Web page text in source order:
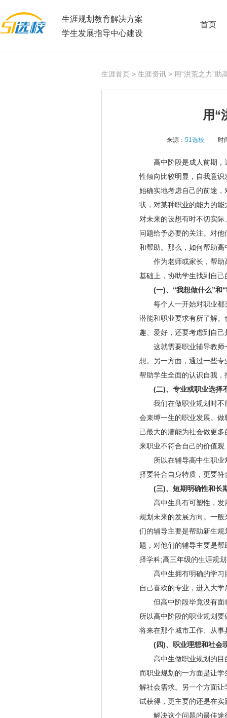
生涯规划教育解决方案
学生发展指导中心建设
首页
生涯首页 > 生涯资讯 > 用“洪荒之力”助
用“
来源： 51选校 时
高中阶段是成人前期，
性倾向比较明显，自我意
始确实地考虑自己的前途
状，对某种职业的能力的
对未来的设想有时不切实
问题给予必要的关注。对
和帮助。那么，如何帮助高
作为老师或家长，帮助
基础上，协助学生找到自
(一)、“我想做什么”和“
每个人一开始对职业都
潜能和职业要求有所了解
趣、爱好，还要考虑到自
这就需要职业辅导教师
想。另一方面，通过一些
帮助学生全面的认识自我，
(二)、专业或职业选择
我们在做职业规划时不
会束缚一生的职业发展。
己最大的潜能为社会做更
来职业不符合自己的价值
所以在辅导高中生职业
择要符合自身特质，更要
(三)、短期明确性和长
高中生具有可塑性，发
规划未来的发展方向。一
们的辅导主要是帮助新生
题，对他们的辅导主要是
择学科;高三年级的生涯规
高中生拥有明确的学习
自己喜欢的专业，进入大
但高中阶段毕竟没有面
所以高中阶段的职业规划
将来在那个城市工作、从
(四)、职业理想和社会
高中生做职业规划的目
而职业规划的一方面是让
解社会需求。另一个方面
试获得，更主要的还是在
解决这个问题的最佳途